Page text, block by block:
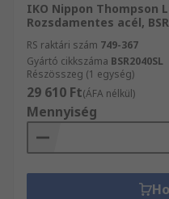
IKO Nippon Thompson
Rozsdamentes acél,
RS raktári szám 749-367
Gyártó cikkszáma BSR2040SL
Részösszeg (1 egység)
29 610 Ft(ÁFA nélkül)
Mennyiség